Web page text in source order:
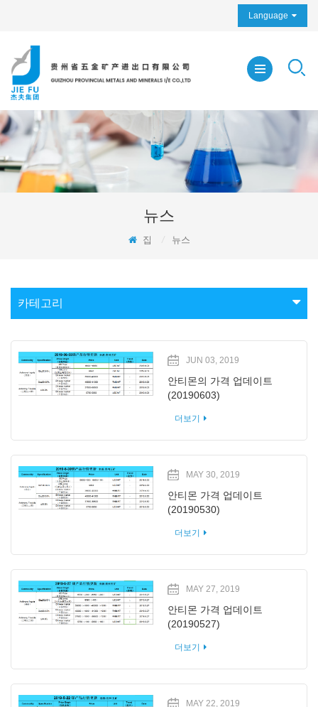
Language
뉴스
집 뉴스
카테고리
JUN 03, 2019
안티몬의 가격 업데이트
(20190603)
더보기
MAY 30, 2019
안티몬 가격 업데이트
(20190530)
더보기
MAY 27, 2019
안티몬 가격 업데이트
(20190527)
더보기
MAY 22, 2019